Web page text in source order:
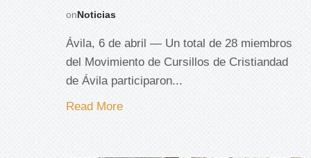
onNoticias
Ávila, 6 de abril — Un total de 28 miembros
del Movimiento de Cursillos de Cristiandad
de Ávila participaron...
Read More